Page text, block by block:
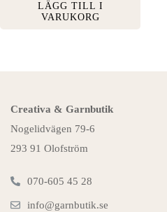
LÄGG TILL I
VARUKORG
Creativa & Garnbutik
Nogelidvägen 79-6
293 91 Olofström
070-605 45 28
info@garnbutik.se